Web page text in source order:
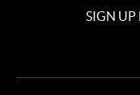
SIGN UP